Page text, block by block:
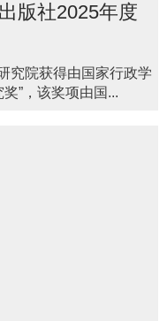
版社2025年度
究院获得由国家行政学
”，该奖项由国...